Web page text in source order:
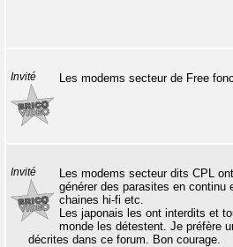
Invité Les modems secteur de Free
Invité
Les modems secteur dits CPL
générer des parasites en continu
chaines hi-fi etc.
Les japonais les ont interdits et
monde les détestent. Je préfère
décrites dans ce forum. Bon courage.